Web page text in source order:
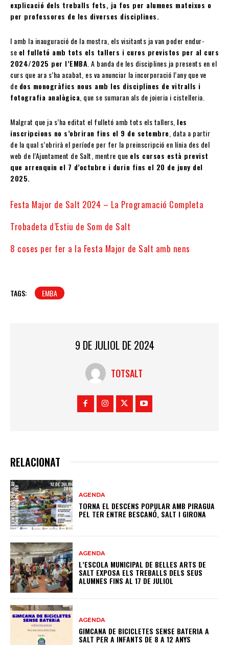
explicació dels treballs fets, ja fos per alumnes mateixos o
per professores de les diverses disciplines.
I amb la inauguració de la mostra, els visitants ja van poder endur-
se el fulletó amb tots els tallers i curos previstos per al curs
2024/2025 per l’EMBA . A banda de les disciplines ja presents en el
curs que ara s’ha acabat, es va anunciar la incorporació l’any que ve
de dos monogràfics nous amb les disciplines de vitralls i
fotografia analògica , que se sumaran als de joieria i cistelleria.
Malgrat que ja s’ha editat el fulletó amb tots els tallers, les
inscripcions no s’obriran fins el 9 de setembre , data a partir
de la qual s’obrirà el període per fer la preinscripció en línia des del
web de l’Ajuntament de Salt, mentre que els cursos està previst
que arrenquin el 7 d’octubre i durin fins el 20 de juny del
2025.
Festa Major de Salt 2024 – La Programació Completa
Trobadeta d’Estiu de Som de Salt
8 coses per fer a la Festa Major de Salt amb nens
TAGS: EMBA
9 DE JULIOL DE 2024
TOTSALT
RELACIONAT
AGENDA
TORNA EL DESCENS POPULAR AMB PIRAGUA
PEL TER ENTRE BESCANÓ, SALT I GIRONA
AGENDA
L’ESCOLA MUNICIPAL DE BELLES ARTS DE
SALT EXPOSA ELS TREBALLS DELS SEUS
ALUMNES FINS AL 17 DE JULIOL
AGENDA
GIMCANA DE BICICLETES SENSE BATERIA A
SALT PER A INFANTS DE 8 A 12 ANYS